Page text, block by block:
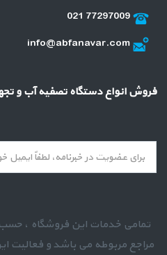
021 77297009
info@abfanavar.com
فروش انواع دستگاه تصفیه آب و
تمامی خدمات این فروشگاه ، حسب
مراجع مربوطه می باشد و فعالیت